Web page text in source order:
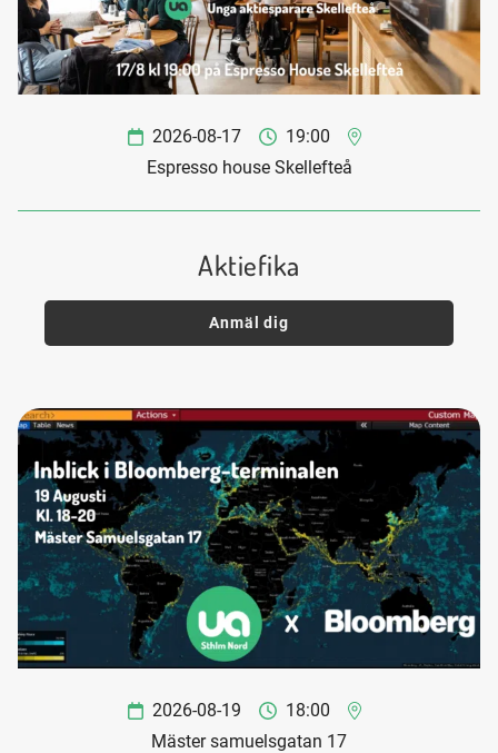
2026-08-17
19:00
Espresso house Skellefteå
Aktiefika
Anmäl dig
2026-08-19
18:00
Mäster samuelsgatan 17